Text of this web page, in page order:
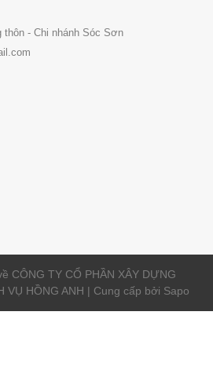
thôn - Chi nhánh Sóc Sơn
CÔNG TY CỔ PHẦN XÂY DỰNG
VỤ HỒNG ANH | Cung cấp bởi Sapo